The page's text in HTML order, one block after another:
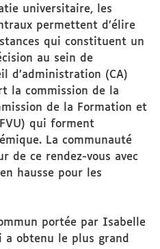
universitaire, les
permettent d’élire
qui constituent un
au sein de
d’administration (CA)
la commission de la
de la Formation et
qui forment
La communauté
de ce rendez-vous avec
hausse pour les
portée par Isabelle
a obtenu le plus grand